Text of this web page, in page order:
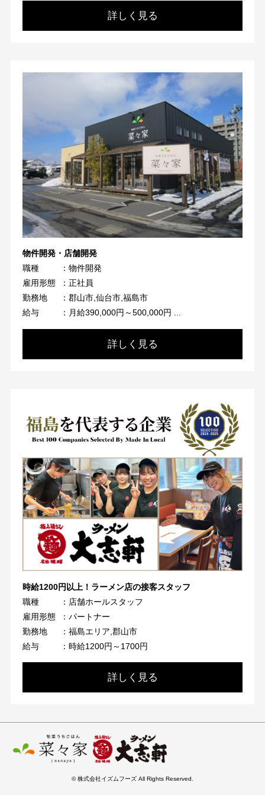
詳しく見る
物件開発・店舗開発
職種
：物件開発
雇用形態
：正社員
勤務地
：郡山市,仙台市,福島市
給与
：月給390,000円～500,000円 ...
詳しく見る
時給1200円以上！ラーメン店の接客スタッフ
職種
：店舗ホールスタッフ
雇用形態
：パートナー
勤務地
：福島エリア,郡山市
給与
：時給1200円～1700円
詳しく見る
© 株式会社イズムフーズ All Rights Reserved.